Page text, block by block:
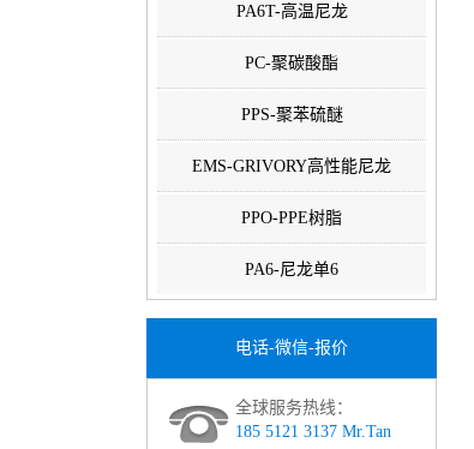
PA6T-高温尼龙
PC-聚碳酸酯
PPS-聚苯硫醚
EMS-GRIVORY高性能尼龙
PPO-PPE树脂
PA6-尼龙单6
电话-微信-报价
全球服务热线：
185 5121 3137 Mr.Tan